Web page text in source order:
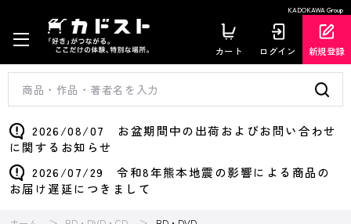
KADOKAWA Group
カート ログイン 新規登録
2026/08/07 お盆期間中の出荷およびお問い合わせ
に関するお知らせ
2026/07/29 令和8年熊本地震の影響による商品の
お届け遅延につきまして